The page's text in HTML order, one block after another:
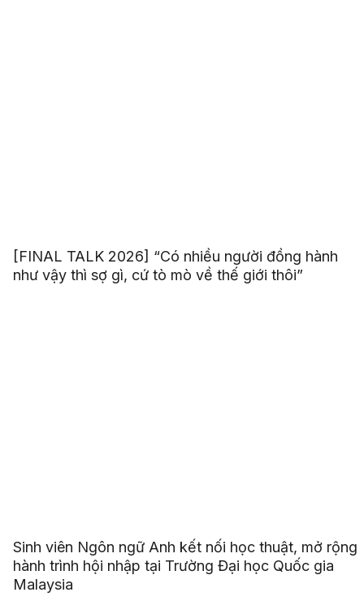
[FINAL TALK 2026] “Có nhiều người đồng hành
như vậy thì sợ gì, cứ tò mò về thế giới thôi”
Sinh viên Ngôn ngữ Anh kết nối học thuật, mở rộng
hành trình hội nhập tại Trường Đại học Quốc gia
Malaysia